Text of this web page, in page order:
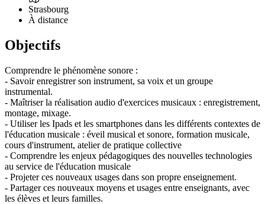
Strasbourg
À distance
Objectifs
Comprendre le phénomène sonore :
- Savoir enregistrer son instrument, sa voix et un groupe
instrumental.
- Maîtriser la réalisation audio d'exercices musicaux : enregistrement,
montage, mixage.
- Utiliser les Ipads et les smartphones dans les différents contextes de
l'éducation musicale : éveil musical et sonore, formation musicale,
cours d'instrument, atelier de pratique collective
- Comprendre les enjeux pédagogiques des nouvelles technologies
au service de l'éducation musicale
- Projeter ces nouveaux usages dans son propre enseignement.
- Partager ces nouveaux moyens et usages entre enseignants, avec
les élèves et leurs familles.